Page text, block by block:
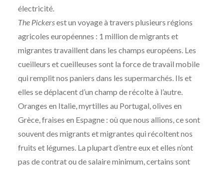
électricité.
The Pickersest un voyage à travers plusieurs régions
agricoles européennes : 1 million de migrants et
migrantes travaillent dans les champs européens. Les
cueilleurs et cueilleuses sont la force de travail mobile
qui remplit nos paniers dans les supermarchés. Ils et
elles se déplacent d’un champ de récolte à l’autre.
Oranges en Italie, myrtilles au Portugal, olives en
Grèce, fraises en Espagne : où que nous allions, ce sont
souvent des migrants et migrantes qui récoltent nos
fruits et légumes. La plupart d’entre eux et elles n’ont
pas de contrat ou de salaire minimum, certains sont